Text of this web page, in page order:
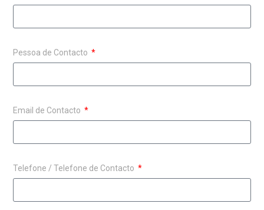
Pessoa de Contacto
Email de Contacto
Telefone / Telefone de Contacto